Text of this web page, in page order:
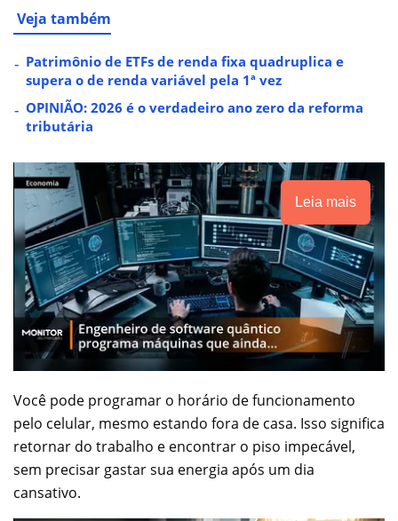
Veja também
Patrimônio de ETFs de renda fixa quadruplica e
supera o de renda variável pela 1ª vez
OPINIÃO: 2026 é o verdadeiro ano zero da reforma
tributária
Leia mais
Você pode programar o horário de funcionamento
pelo celular, mesmo estando fora de casa. Isso significa
retornar do trabalho e encontrar o piso impecável,
sem precisar gastar sua energia após um dia
cansativo.